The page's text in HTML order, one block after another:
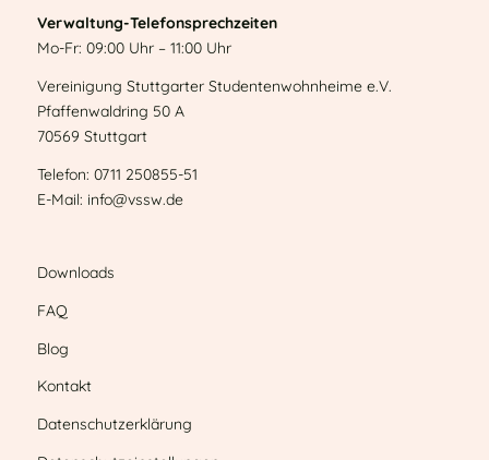
Verwaltung-Telefonsprechzeiten
Mo-Fr: 09:00 Uhr – 11:00 Uhr
Vereinigung Stuttgarter Studentenwohnheime e.V.
Pfaffenwaldring 50 A
70569 Stuttgart
Telefon: 0711 250855-51
E-Mail: info@vssw.de
Downloads
FAQ
Blog
Kontakt
Datenschutzerklärung